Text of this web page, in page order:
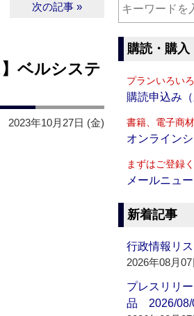
次の記事 »
ベルシステ
2023年10月27日 (金)
購読・購入
プランいろい
購読申込み（
書籍、電子商
オンライン
まずはご登録
メールニュ
新着記事
行政情報リ
2026年08月
プレスリリ
品 2026/08/